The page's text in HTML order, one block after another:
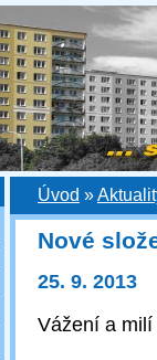
Úvod »
Nové
25. 9. 2013
Vážení a